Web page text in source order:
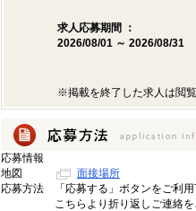
求人応募期間 ：
2026/08/01 ～ 2026/08/31
※掲載を終了した求人は閲
応募情報
地図
面接場所
応募方法
「応募する」ボタンをご利用
こちらより折り返しご連絡を